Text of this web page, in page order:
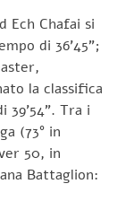
Ech Chafai si
di 36’45”;
la classifica
Tra i
(73° in
50, in
Battaglion: